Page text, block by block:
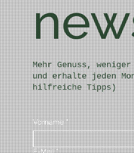
Mehr Genuss,
und erhalte jeden
hilfreiche Tipps)
Vorname *